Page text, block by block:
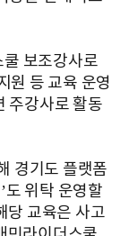
보조강사로
원 등 교육 운영
주강사로 활동
경기도 플랫폼
도 위탁 운영할
당 교육은 사고